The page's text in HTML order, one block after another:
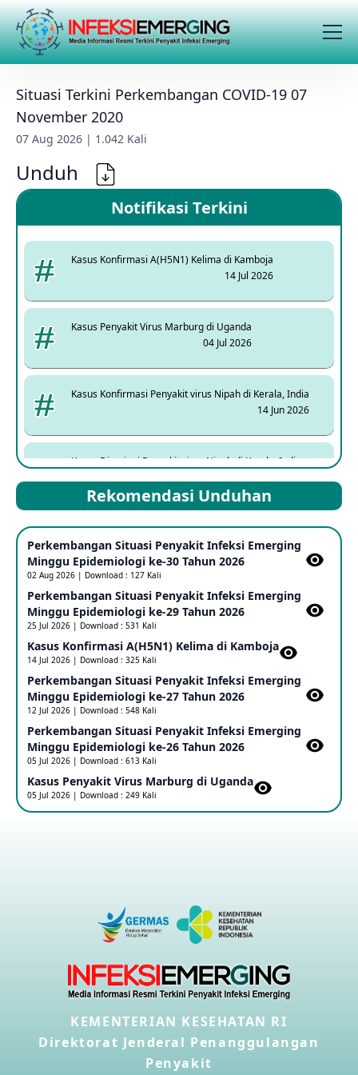
Situasi Terkini Perkembangan COVID-19 07
November 2020
07 Aug 2026 | 1.042 Kali
Unduh
Notifikasi Terkini
Kasus Konfirmasi A(H5N1) Kelima di Kamboja
14 Jul 2026
Kasus Penyakit Virus Marburg di Uganda
04 Jul 2026
Kasus Konfirmasi Penyakit virus Nipah di Kerala, India
14 Jun 2026
Kasus Dicurigai Penyakit virus Nipah di Kerala, India
Mpox Clade 1b di Taiwan
25 May 2026
Update Informasi PHEIC Penyakit Ebola
23 May 2026
Penetapan Outbreak Penyakit Ebola di RD Kongo dan
Uganda Sebagai PHEIC
17 May 2026
Outbreak Penyakti Ebola di RD Kongo
16 May 2026
Kasus Konfirmasi A(H5NN6) di Cina
Penyakit virus Hanta di Kapal Pesiar Keberangkatan
04 May 2026
Penyakit Meningokokus di Vietnam
28 Apr 2026
Rekomendasi Unduhan
Perkembangan Situasi Penyakit Infeksi Emerging
Minggu Epidemiologi ke-30 Tahun 2026
02 Aug 2026 | Download : 127 Kali
Perkembangan Situasi Penyakit Infeksi Emerging
Minggu Epidemiologi ke-29 Tahun 2026
25 Jul 2026 | Download : 531 Kali
Kasus Konfirmasi A(H5N1) Kelima di Kamboja​
14 Jul 2026 | Download : 325 Kali
Perkembangan Situasi Penyakit Infeksi Emerging
Minggu Epidemiologi ke-27 Tahun 2026
12 Jul 2026 | Download : 548 Kali
Perkembangan Situasi Penyakit Infeksi Emerging
Minggu Epidemiologi ke-26 Tahun 2026
05 Jul 2026 | Download : 613 Kali
Kasus Penyakit Virus Marburg di Uganda
05 Jul 2026 | Download : 249 Kali
KEMENTERIAN KESEHATAN RI
Direktorat Jenderal Penanggulangan
Penyakit